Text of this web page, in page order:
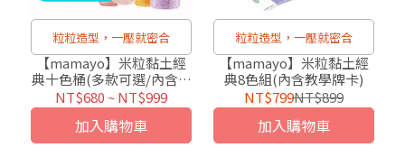
粒粒造型，一壓就密合
【mamayo】米粒黏土經
典十色桶(多款可選/內含教
學說明書)
NT$680 ~NT$999
加入購物車
粒粒造型，一壓就密合
【mamayo】米粒黏土經
典8色組(內含教學牌卡)
NT$799NT$899
加入購物車